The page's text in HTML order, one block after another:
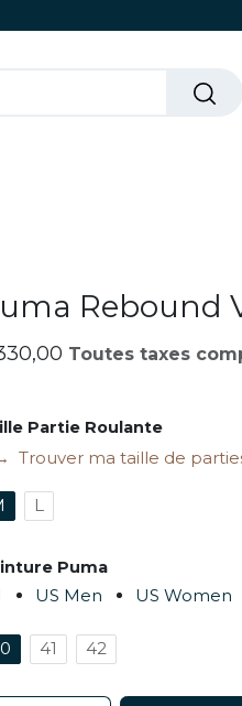
Rebound
Toutes taxes
Partie Roulante
Trouver ma taille de
L
Puma
US Men US Women
41 42